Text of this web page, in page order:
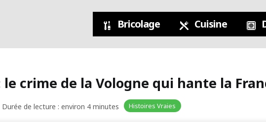
Bricolage Cuisine
Histoires Vraies
le crime de la Vologne qui hante la
Durée de lecture : environ 4 minutes